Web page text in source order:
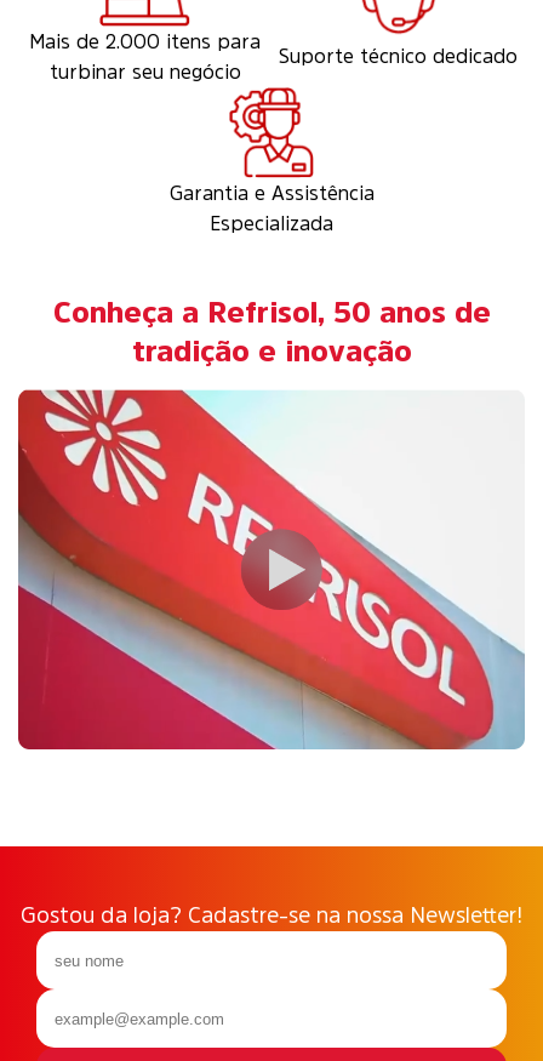
Mais de 2.000 itens para
turbinar seu negócio
Suporte técnico dedicado
Garantia e Assistência
Especializada
Conheça a Refrisol, 50 anos de
tradição e inovação
Gostou da loja? Cadastre-se na nossa Newsletter!